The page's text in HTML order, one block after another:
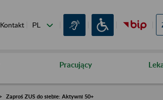
Kontakt
Pracujący
Zaproś ZUS do siebie: Aktywni 50+